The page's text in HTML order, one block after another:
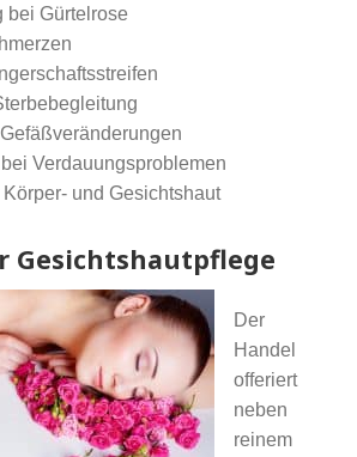
bei Gürtelrose
Verdauungsproblemen
und Gesichtshaut
Gesichtshautpflege
Der
Handel
offeriert
neben
reinem